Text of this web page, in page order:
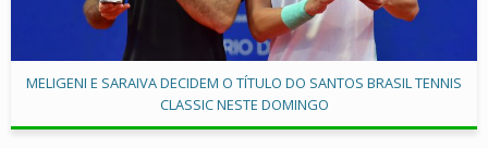
MELIGENI E SARAIVA DECIDEM O TÍTULO DO SANTOS BRASIL TENNIS
CLASSIC NESTE DOMINGO